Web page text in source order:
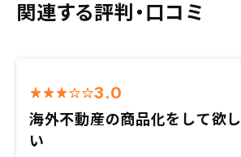
関連する評判・口コミ
3.0
海外不動産の商品化をして欲し
い